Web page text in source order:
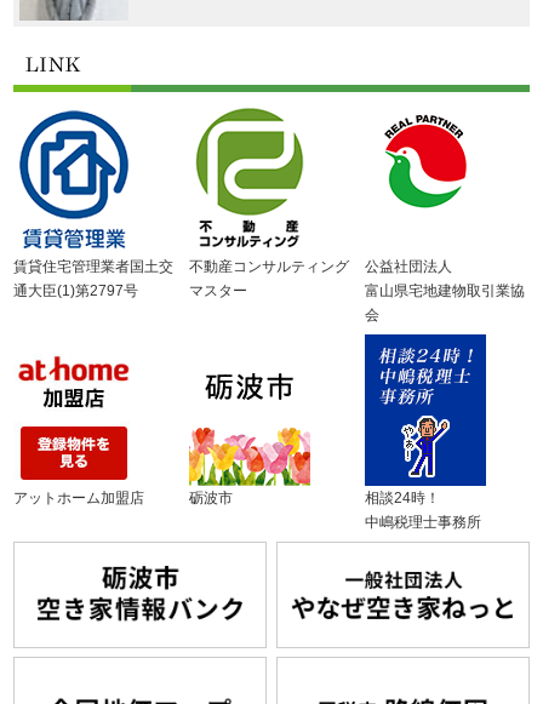
賃貸住宅管理業者国土交
通大臣(1)第2797号
不動産コンサルティング
マスター
公益社団法人
富山県宅地建物取引業協
会
アットホーム加盟店 砺波市
相談24時！
中嶋税理士事務所